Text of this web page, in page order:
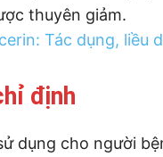
thuyên giảm.
Tác dụng, liều
định
dụng cho người